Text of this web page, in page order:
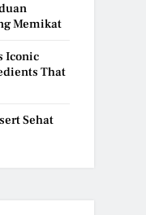
Memikat
Iconic
That
Sehat